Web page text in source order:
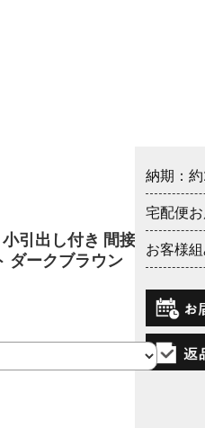
引出し付き 間接照
ダークブラウン
納期：
宅配便
お客様